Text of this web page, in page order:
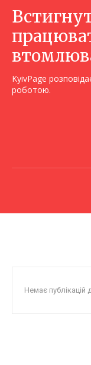
KyivPage
роботою.
Немає публікацій